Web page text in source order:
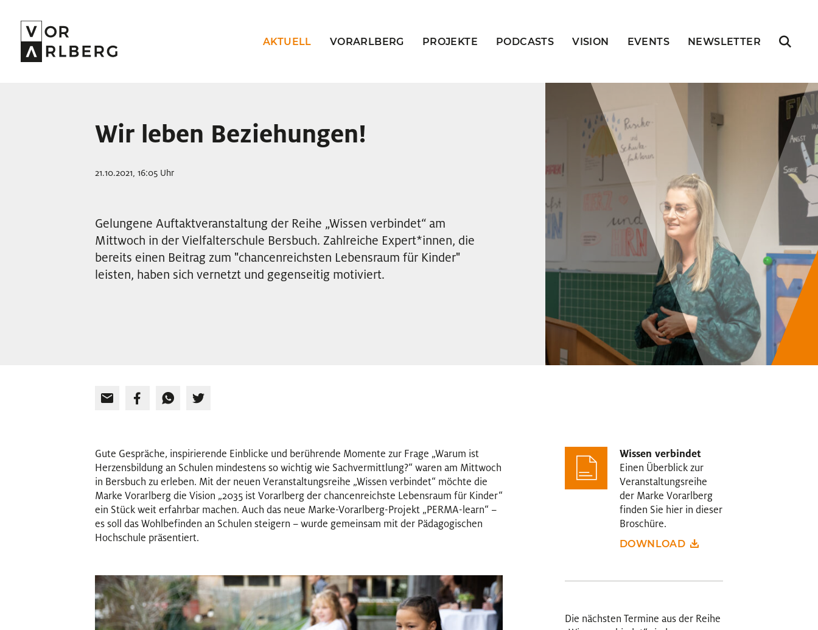
AKTUELL VORARLBERG PROJEKTE PODCASTS VISION EVENTS NEWSLETTER
Wir leben Beziehungen!
21.10.2021, 16:05 Uhr
Gelungene Auftaktveranstaltung der Reihe „Wissen verbindet“ am
Mittwoch in der Vielfalterschule Bersbuch. Zahlreiche Expert*innenInnen
, die
bereits einen Beitrag zum "chancenreichsten Lebensraum für Kinder"
leisten, haben sich vernetzt und gegenseitig motiviert.
Gute Gespräche, inspirierende Einblicke und berührende Momente zur Frage „Warum ist
Herzensbildung an Schulen mindestens so wichtig wie Sachvermittlung?“ waren am Mittwoch
in Bersbuch zu erleben. Mit der neuen Veranstaltungsreihe „Wissen verbindet“ möchte die
Marke Vorarlberg die Vision „2035 ist Vorarlberg der chancenreichste Lebensraum für Kinder“
ein Stück weit erfahrbar machen. Auch das neue Marke-Vorarlberg-Projekt „PERMA-learn“ –
es soll das Wohlbefinden an Schulen steigern – wurde gemeinsam mit der Pädagogischen
Hochschule präsentiert.
Wissen verbindet
Einen Überblick zur
Veranstaltungsreihe
der Marke Vorarlberg
finden Sie hier in dieser
Broschüre.
DOWNLOAD
Die nächsten Termine aus der Reihe